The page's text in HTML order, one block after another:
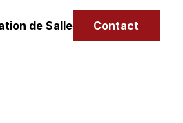
de Salle Contact